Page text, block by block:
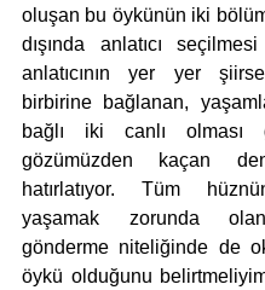
oluşan bu öykünün iki
dışında anlatıcı
anlatıcının yer yer
birbirine bağlanan,
bağlı iki canlı olması
gözümüzden kaçan
hatırlatıyor. Tüm
yaşamak zorunda
gönderme niteliğinde de
öykü olduğunu